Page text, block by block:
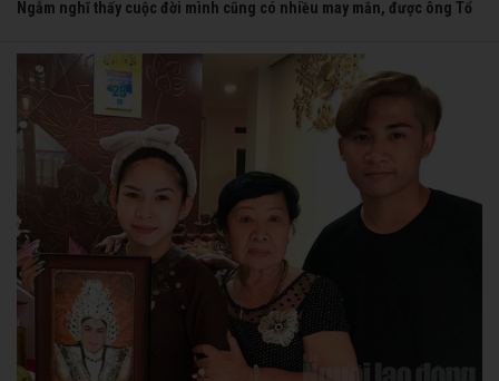
Ngẫm nghĩ thấy cuộc đời mình cũng có nhiều may mắn, được ông Tổ
trong dòng đời xuôi ngược nhận được những cơ may để từng bước
thành danh với nghiệp ca diễn”.